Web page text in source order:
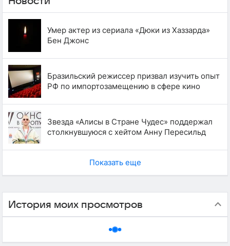
Умер актер из сериала «Дюки из Хаззарда»
Бен Джонс
Бразильский режиссер призвал изучить опыт
РФ по импортозамещению в сфере кино
Звезда «Алисы в Стране Чудес» поддержал
столкнувшуюся с хейтом Анну Пересильд
Показать еще
История моих просмотров